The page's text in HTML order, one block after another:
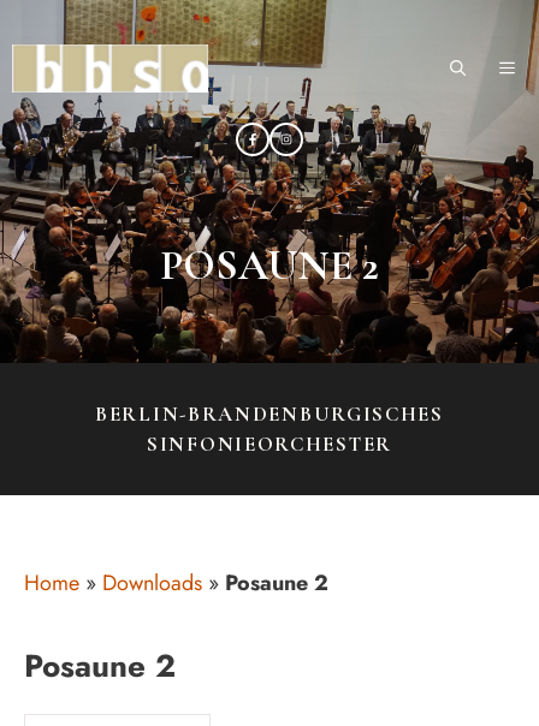
Inhalt
springen
POSAUNE 2
BERLIN-BRANDENBURGISCHES
SINFONIEORCHESTER
Home » Downloads » Posaune 2
Posaune 2